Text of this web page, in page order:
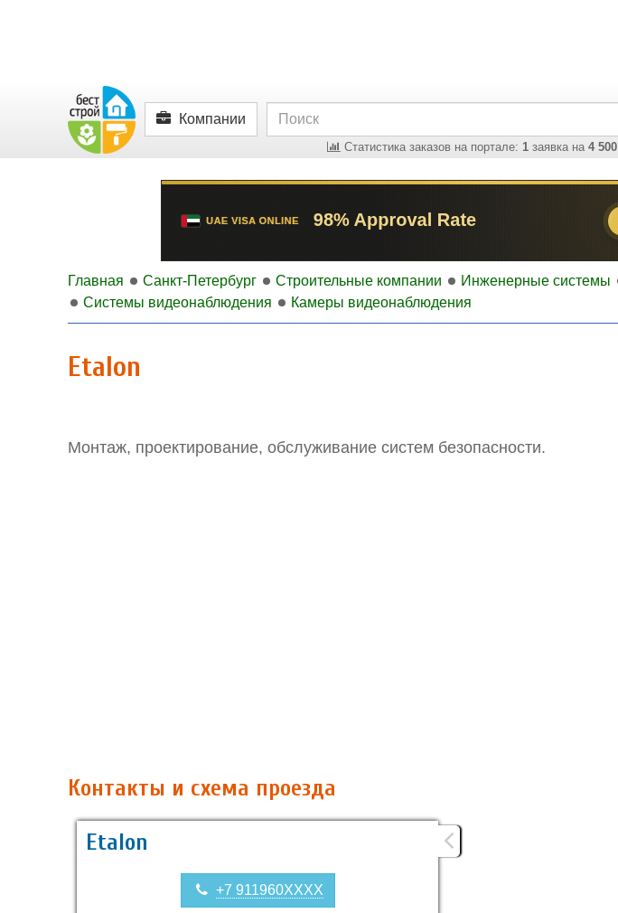
Компании
Статистика заказов на портале: 1 заявка на 4 500
Главная Санкт-Петербург Строительные компании Инженерные системы
Системы видеонаблюдения
Камеры видеонаблюдения
Etalon
Монтаж, проектирование, обслуживание систем безопасности.
Контакты и схема проезда
Etalon
+7 911960XXXX